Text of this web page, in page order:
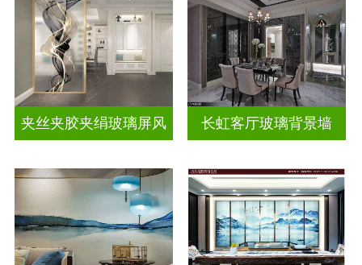
夹丝夹胶夹绢玻璃屏风 长虹客厅玻璃背景墙